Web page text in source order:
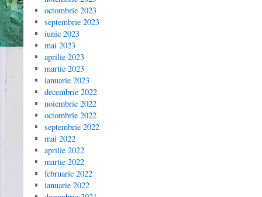
octombrie 2023
septembrie 2023
iunie 2023
mai 2023
aprilie 2023
martie 2023
ianuarie 2023
decembrie 2022
noiembrie 2022
octombrie 2022
septembrie 2022
mai 2022
aprilie 2022
martie 2022
februarie 2022
ianuarie 2022